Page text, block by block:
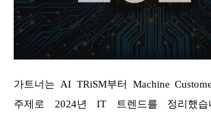
가트너는 AI TRiSM부터 Machine
주제로 2024년 IT 트렌드를 정리했